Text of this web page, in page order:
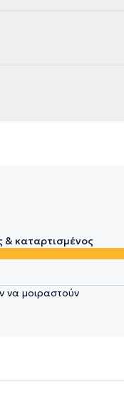
& καταρτισμένος
να μοιραστούν